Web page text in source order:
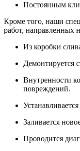
Постоянным
Кроме того, наши
работ,
Из коробки
Демонтируется
Внутренности
повреждений.
Заливается
Проводится